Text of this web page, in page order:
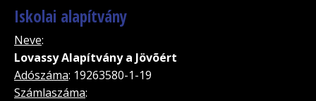
Iskolai alapítvány
Neve:
Lovassy Alapítvány a Jövõért
Adószáma: 19263580-1-19
Számlaszáma: